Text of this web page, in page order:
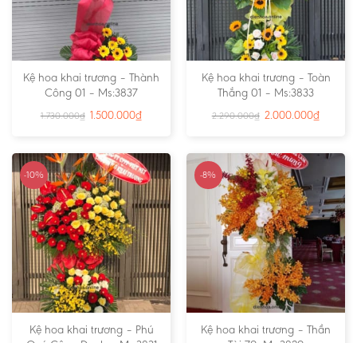
Kệ hoa khai trương – Thành
Công 01 – Ms:3837
1.730.000₫ 1.500.000₫
Kệ hoa khai trương – Toàn
Thắng 01 – Ms:3833
2.290.000₫ 2.000.000₫
-10%
Kệ hoa khai trương – Phú
-8%
Kệ hoa khai trương – Thần